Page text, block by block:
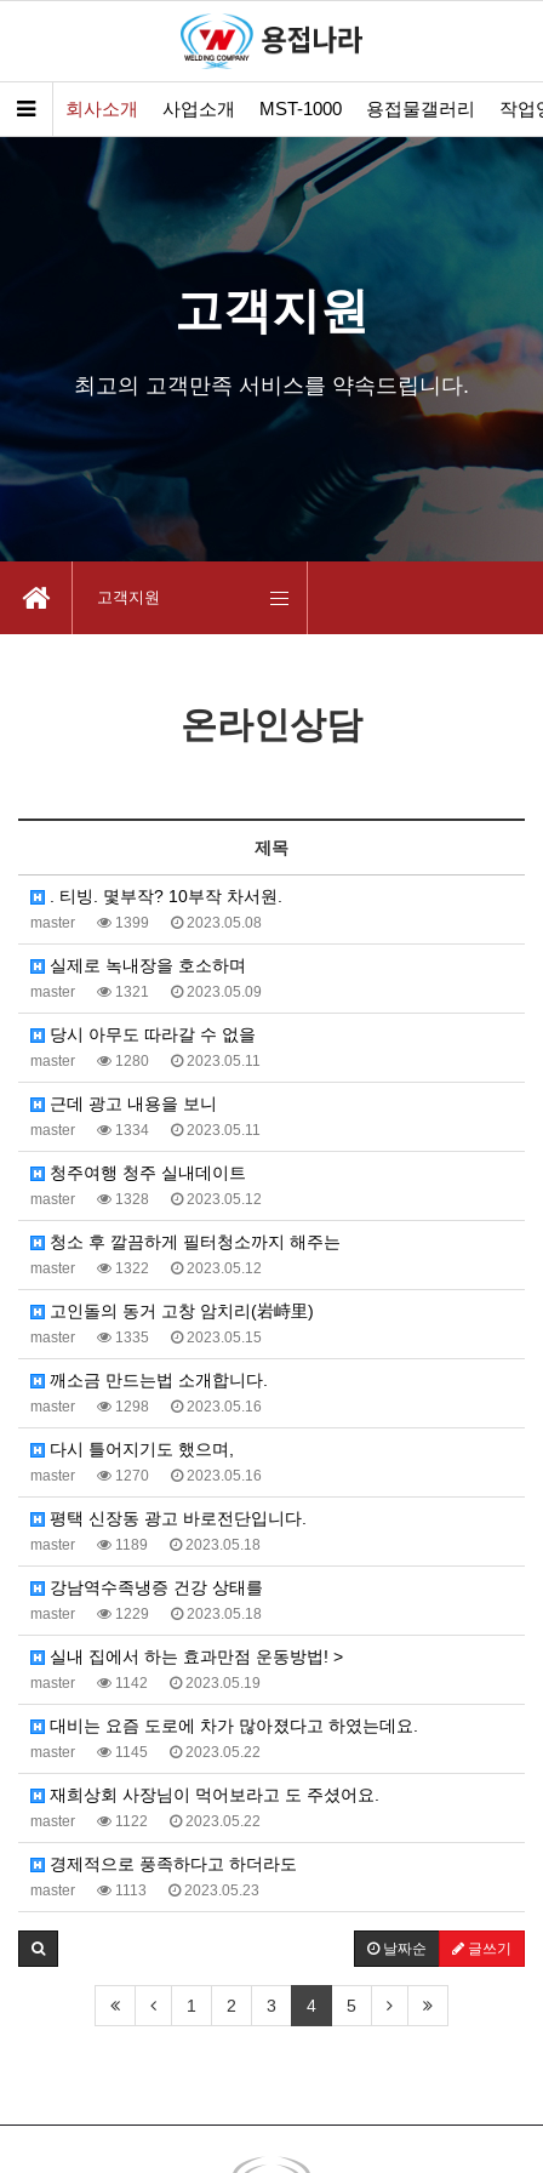
회사소개 사업소개 MST-1000 용접물갤러리 작업
고객지원
최고의 고객만족 서비스를 약속드립니다.
고객지원
온라인상담
제목
. 티빙. 몇부작? 10부작 차서원.
master 1399 2023.05.08
실제로 녹내장을 호소하며
master 1321 2023.05.09
당시 아무도 따라갈 수 없을
master 1280 2023.05.11
근데 광고 내용을 보니
master 1334 2023.05.11
청주여행 청주 실내데이트
master 1328 2023.05.12
청소 후 깔끔하게 필터청소까지 해주는
master 1322 2023.05.12
고인돌의 동거 고창 암치리(岩峙里)
master 1335 2023.05.15
깨소금 만드는법 소개합니다.
master 1298 2023.05.16
다시 틀어지기도 했으며,
master 1270 2023.05.16
평택 신장동 광고 바로전단입니다.
master 1189 2023.05.18
강남역수족냉증 건강 상태를
master 1229 2023.05.18
실내 집에서 하는 효과만점 운동방법! >
master 1142 2023.05.19
대비는 요즘 도로에 차가 많아졌다고 하였는데요.
master 1145 2023.05.22
재희상회 사장님이 먹어보라고 도 주셨어요.
master 1122 2023.05.22
경제적으로 풍족하다고 하더라도
master 1113 2023.05.23
날짜순 글쓰기
1 2 3 4 5